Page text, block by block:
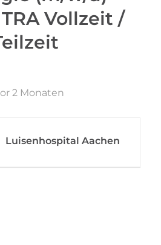
Vollzeit /
2 Monaten
Luisenhospital Aachen